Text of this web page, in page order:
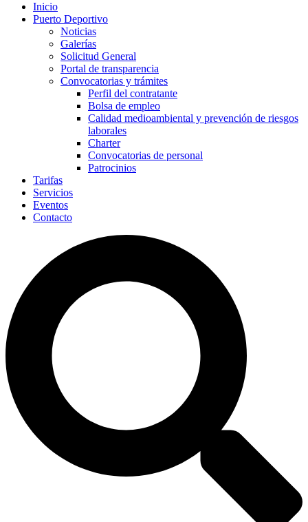
Inicio
Puerto Deportivo
Noticias
Galerías
Solicitud General
Portal de transparencia
Convocatorias y trámites
Perfil del contratante
Bolsa de empleo
Calidad medioambiental y prevención de riesgos
laborales
Charter
Convocatorias de personal
Patrocinios
Tarifas
Servicios
Eventos
Contacto